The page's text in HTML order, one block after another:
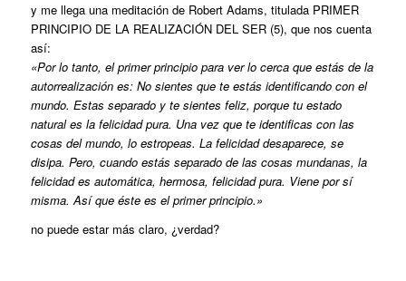
y me llega una meditación de Robert Adams, titulada PRIMER
PRINCIPIO DE LA REALIZACIÓN DEL SER (5), que nos cuenta
así:
«Por lo tanto, el primer principio para ver lo cerca que estás de la
autorrealización es: No sientes que te estás identificando con el
mundo. Estas separado y te sientes feliz, porque tu estado
natural es la felicidad pura. Una vez que te identificas con las
cosas del mundo, lo estropeas. La felicidad desaparece, se
disipa. Pero, cuando estás separado de las cosas mundanas, la
felicidad es automática, hermosa, felicidad pura. Viene por sí
misma. Así que éste es el primer principio.»
no puede estar más claro, ¿verdad?